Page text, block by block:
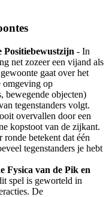
Positiebewustzijn - In
net zozeer een vijand als
gaat over het
omgeving op
bewegende objecten)
tegenstanders volgt.
overvallen door een
kopstoot van de zijkant.
betekent dat één
tegenstanders je hebt
Fysica van de Pik en
spel is geworteld in
De